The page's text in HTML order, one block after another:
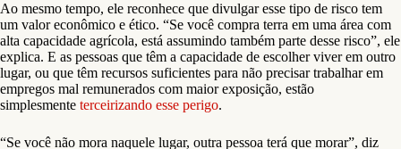
Ao mesmo tempo, ele reconhece que divulgar esse tipo de risco tem
um valor econômico e ético. “Se você compra terra em uma área com
alta capacidade agrícola, está assumindo também parte desse risco”, ele
explica. E as pessoas que têm a capacidade de escolher viver em outro
lugar, ou que têm recursos suficientes para não precisar trabalhar em
empregos mal remunerados com maior exposição, estão
simplesmente terceirizando esse perigo.
“Se você não mora naquele lugar, outra pessoa terá que morar”, diz